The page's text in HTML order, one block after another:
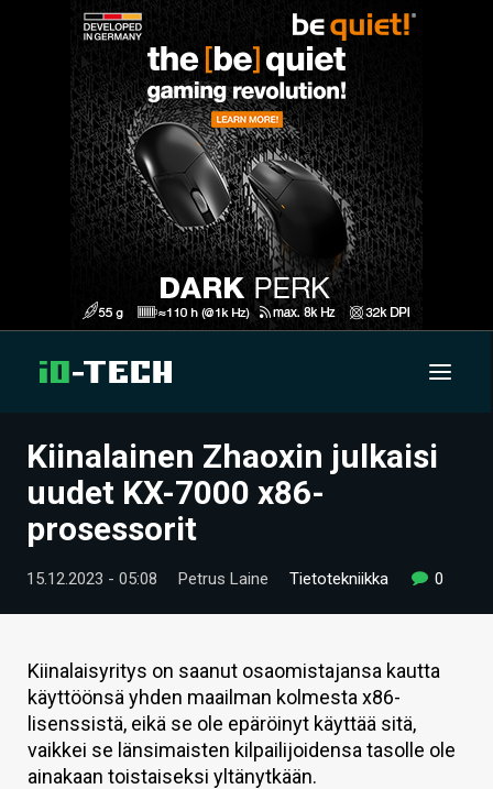
UUTISET
ARTIKKELIT
VIDEOT
TECHBBS
TIETOA
HINTA.FI
KAUPPA
Kiinalainen Zhaoxin julkaisi
uudet KX-7000 x86-
prosessorit
15.12.2023 - 05:08 Petrus Laine Tietotekniikka 0
Kiinalaisyritys on saanut osaomistajansa kautta
käyttöönsä yhden maailman kolmesta x86-
lisenssistä, eikä se ole epäröinyt käyttää sitä,
vaikkei se länsimaisten kilpailijoidensa tasolle ole
ainakaan toistaiseksi yltänytkään.